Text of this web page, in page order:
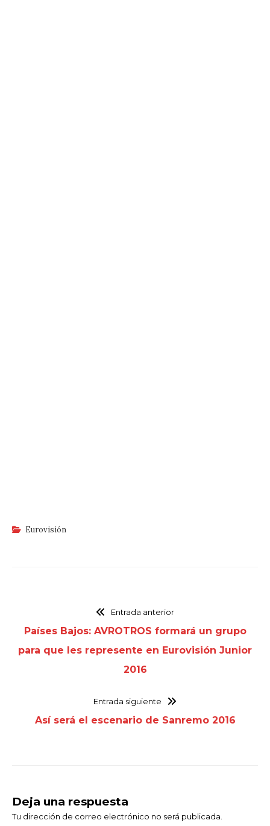
Eurovisión
Entrada anterior
Países Bajos: AVROTROS formará un grupo
para que les represente en Eurovisión Junior
2016
Entrada siguiente
Así será el escenario de Sanremo 2016
Deja una respuesta
Tu dirección de correo electrónico no será publicada.